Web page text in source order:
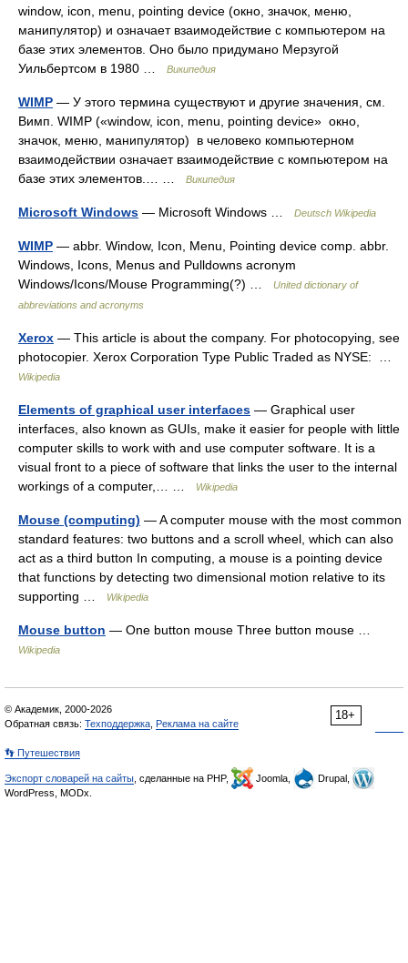
window, icon, menu, pointing device (окно, значок, меню,
манипулятор) и означает взаимодействие с компьютером на
базе этих элементов. Оно было придумано Мерзугой
Уильбертсом в 1980 …
Википедия
WIMP — У этого термина существуют и другие значения, см.
Вимп. WIMP («window, icon, menu, pointing device» окно,
значок, меню, манипулятор) в человеко компьютерном
взаимодействии означает взаимодействие с компьютером на
базе этих элементов.… …
Википедия
Microsoft Windows — Microsoft Windows … Deutsch Wikipedia
WIMP — abbr. Window, Icon, Menu, Pointing device comp. abbr.
Windows, Icons, Menus and Pulldowns acronym
Windows/Icons/Mouse Programming(?) …
United dictionary of
abbreviations and acronyms
Xerox — This article is about the company. For photocopying, see
photocopier. Xerox Corporation Type Public Traded as NYSE: …
Wikipedia
Elements of graphical user interfaces — Graphical user
interfaces, also known as GUIs, make it easier for people with little
computer skills to work with and use computer software. It is a
visual front to a piece of software that links the user to the internal
workings of a computer,… …
Wikipedia
Mouse (computing) — A computer mouse with the most common
standard features: two buttons and a scroll wheel, which can also
act as a third button In computing, a mouse is a pointing device
that functions by detecting two dimensional motion relative to its
supporting …
Wikipedia
Mouse button — One button mouse Three button mouse …
Wikipedia
18+
© Академик, 2000-2026
Обратная связь: Техподдержка Реклама на сайте
👣 Путешествия
Экспорт словарей на сайты , сделанные на PHP, Joomla,
Drupal,
WordPress, MODx.